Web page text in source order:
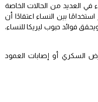
الأطباء في العديد من الحالات الخاصة
بين النساء اعتقادًا أن
فوائد حبوب ليريكا للنساء،
السكري أو إصابات العمود